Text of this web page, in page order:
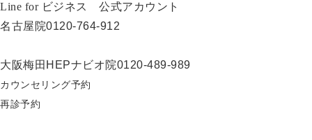
Line for ビジネス 公式アカウント
名古屋院0120-764-912
大阪梅田HEPナビオ院0120-489-989
カウンセリング予約
再診予約